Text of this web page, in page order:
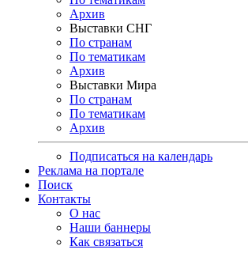
Архив
Выставки СНГ
По странам
По тематикам
Архив
Выставки Мира
По странам
По тематикам
Архив
Подписаться на календарь
Реклама на портале
Поиск
Контакты
О нас
Наши баннеры
Как связаться